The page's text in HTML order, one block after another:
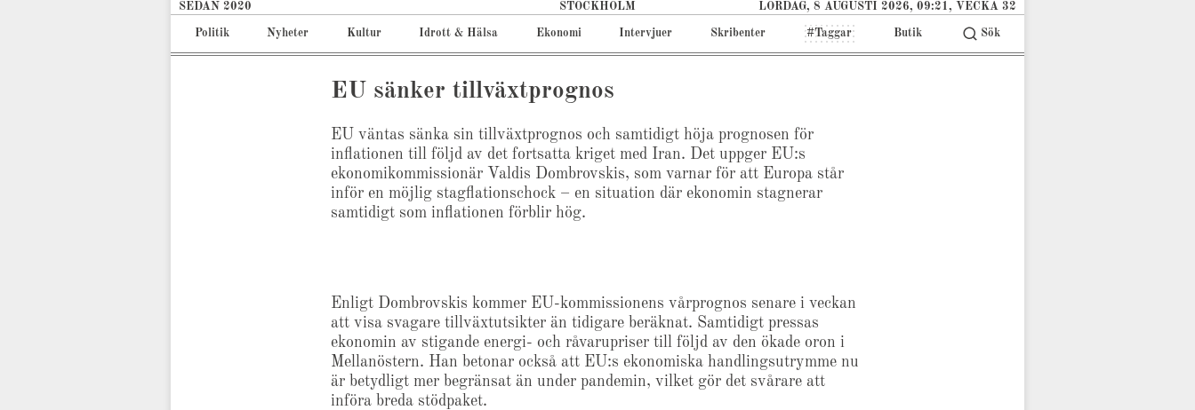
SEDAN 2020 STOCKHOLM LÖRDAG, 8 AUGUSTI 2026, 09:21, VECKA 32
Politik Nyheter Kultur Idrott & Hälsa Ekonomi Intervjuer Skribenter #Taggar Butik Sök
EU sänker tillväxtprognos
EU väntas sänka sin tillväxtprognos och samtidigt höja prognosen för
inflationen till följd av det fortsatta kriget med Iran. Det uppger EU:s
ekonomikommissionär Valdis Dombrovskis, som varnar för att Europa står
inför en möjlig stagflationschock – en situation där ekonomin stagnerar
samtidigt som inflationen förblir hög.
Enligt Dombrovskis kommer EU-kommissionens vårprognos senare i veckan
att visa svagare tillväxtutsikter än tidigare beräknat. Samtidigt pressas
ekonomin av stigande energi- och råvarupriser till följd av den ökade oron i
Mellanöstern. Han betonar också att EU:s ekonomiska handlingsutrymme nu
är betydligt mer begränsat än under pandemin, vilket gör det svårare att
införa breda stödpaket.